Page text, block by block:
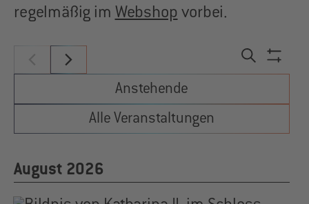
regelmäßig im Webshop vorbei.
Suche
Filter
Anstehende
Alle Veranstaltungen
August 2026